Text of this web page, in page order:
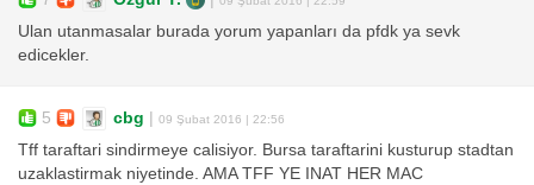
Ulan utanmasalar burada yorum yapanları da pfdk ya sevk
edicekler.
5 cbg 09 Şubat 2016 | 22:56
Tff taraftari sindirmeye calisiyor. Bursa taraftarini kusturup stadtan
uzaklastirmak niyetinde. AMA TFF YE INAT HER MAC